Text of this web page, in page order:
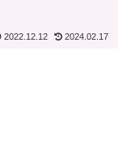
2022.12.12 2024.02.17